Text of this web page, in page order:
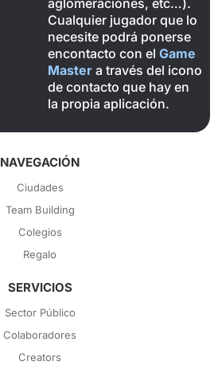
aglomeraciones, etc…).
Cualquier jugador que lo
necesite podrá ponerse
encontacto con el Game
Master a través del icono
de contacto que hay en
la propia aplicación.
NAVEGACIÓN
Ciudades
Team Building
Colegios
Regalo
SERVICIOS
Sector Público
Colaboradores
Creators